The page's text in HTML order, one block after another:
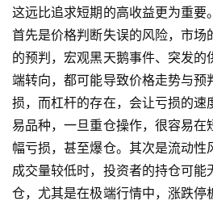
期
货
行
情
黄
金
期
货
这远比追求短期的高收益更为重要
首先是价格判断失误的风险，市场
的预判，宏观黑天鹅事件、突发的
端转向，都可能导致价格走势与预
损，而杠杆的存在，会让亏损的速
易品种，一旦重仓操作，很容易在
幅亏损，甚至爆仓。其次是流动性
成交量较低时，投资者的持仓可能
仓，尤其是在极端行情中，涨跌停